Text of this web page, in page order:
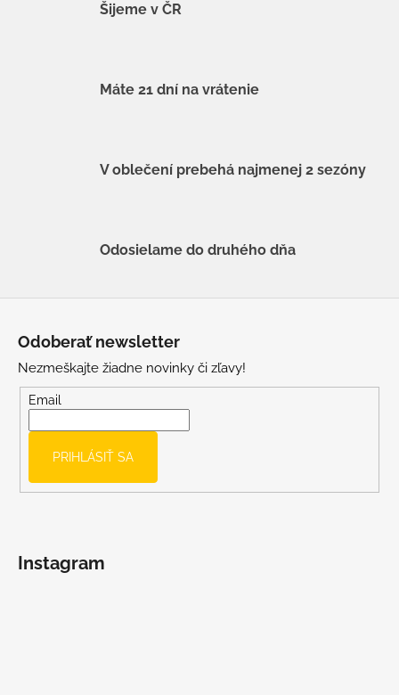
Šijeme v ČR
Máte 21 dní na vrátenie
V oblečení prebehá najmenej 2 sezóny
Odosielame do druhého dňa
Odoberať newsletter
Nezmeškajte žiadne novinky či zľavy!
Email
PRIHLÁSIŤ SA
Instagram